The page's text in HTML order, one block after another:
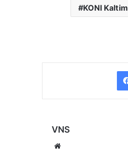
KONI Kaltim
VNS